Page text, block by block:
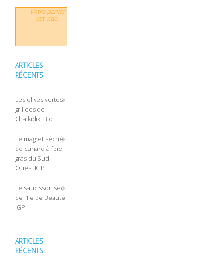
Votre panier
est vide.
ARTICLES
RÉCENTS
Les olives vertes
grillées de
Chalkidiki Bio
Le magret séché
de canard à foie
gras du Sud
Ouest IGP
Le saucisson sec
de l’Ile de Beauté
IGP
ARTICLES
RÉCENTS